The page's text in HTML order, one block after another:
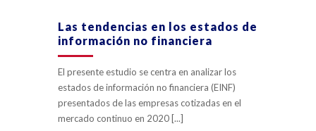
Las tendencias en los estados de
información no financiera
El presente estudio se centra en analizar los
estados de información no financiera (EINF)
presentados de las empresas cotizadas en el
mercado continuo en 2020 [...]